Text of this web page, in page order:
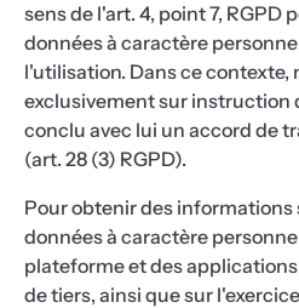
sens de l'art. 4, point 7, RGPD
données à caractère
l'utilisation. Dans ce contexte,
exclusivement sur instruction
conclu avec lui un accord de
(art. 28 (3) RGPD).
Pour obtenir des informations
données à caractère
plateforme et des
de tiers, ainsi que sur